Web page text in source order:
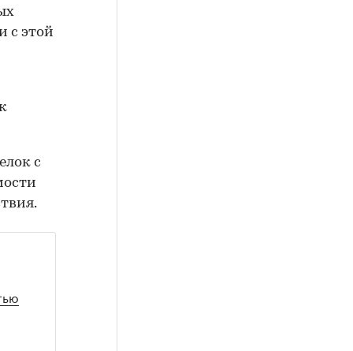
с этой
с